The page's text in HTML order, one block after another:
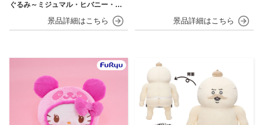
ぐるみ～ミジュマル・ヒバニー・ニ